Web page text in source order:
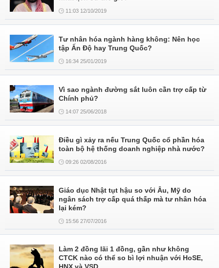
11:03 12/10/2019
Tư nhân hóa ngành hàng không: Nên học
tập Ấn Độ hay Trung Quốc?
16:34 25/01/2019
Vì sao ngành đường sắt luôn cần trợ cấp từ
Chính phủ?
14:07 25/06/2018
Điều gì xảy ra nếu Trung Quốc cổ phần hóa
toàn bộ hệ thống doanh nghiệp nhà nước?
09:26 02/08/2016
Giáo dục Nhật tụt hậu so với Âu, Mỹ do
ngân sách trợ cấp quá thấp mà tư nhân hóa
lại kém?
15:56 27/07/2016
Làm 2 đồng lãi 1 đồng, gần như không
CTCK nào có thể so bì lợi nhuận với HoSE,